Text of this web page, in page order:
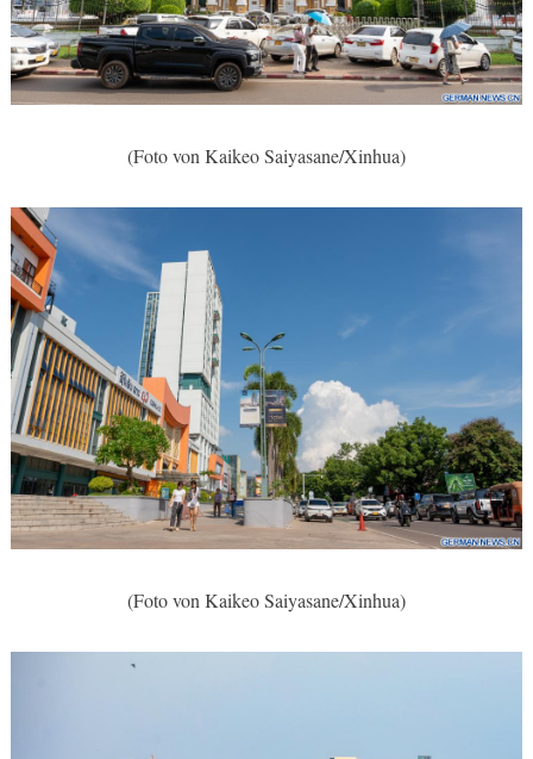
(Foto von Kaikeo Saiyasane/Xinhua)
(Foto von Kaikeo Saiyasane/Xinhua)